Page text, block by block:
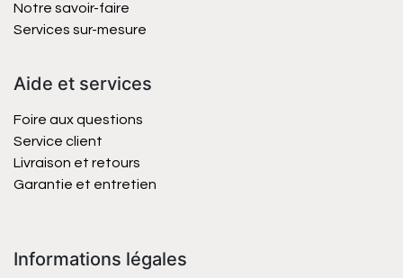
Notre savoir-faire
Services sur-mesure
Aide et services
Foire aux questions
Service client
Livraison et retours
Garantie et entretien
Informations légales